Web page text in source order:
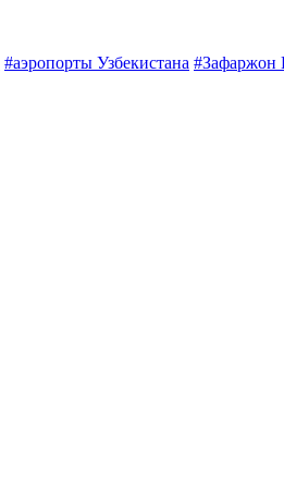
#аэропорты Узбекистана #Зафаржон